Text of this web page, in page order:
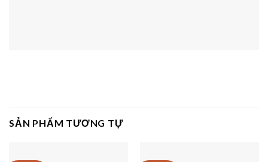
SẢN PHẨM TƯƠNG TỰ